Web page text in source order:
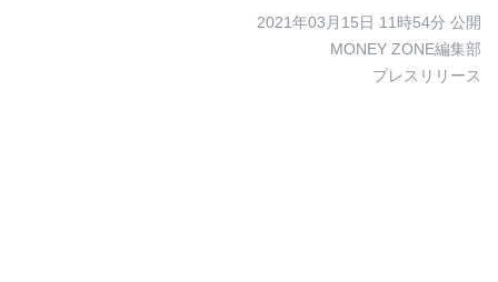
2021年03月15日 11時54分 公開
MONEY ZONE編集部
プレスリリース